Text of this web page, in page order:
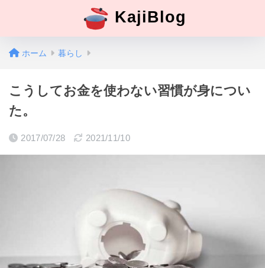
KajiBlog
ホーム 暮らし
こうしてお金を使わない習慣が身につい
た。
2017/07/28 2021/11/10